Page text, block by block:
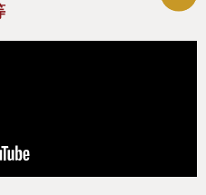
が「Ⅲ」でどこまで再登場